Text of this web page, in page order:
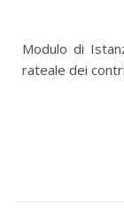
Modulo di Istanza e atto di impegno per il pagamento
rateale dei